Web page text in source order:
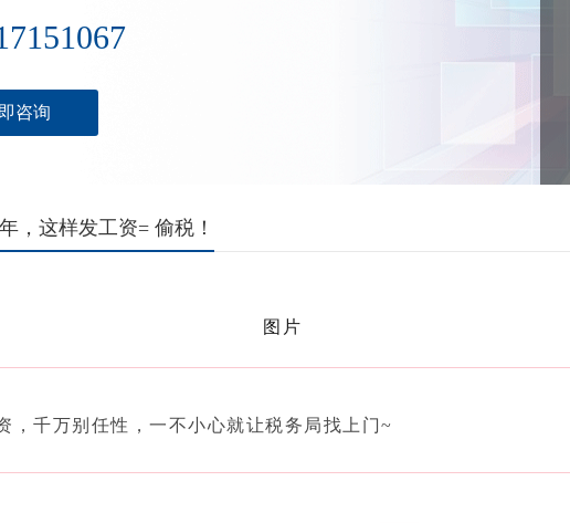
咨询
，这样发工资= 偷税！
，千万别任性，一不小心就让税务局找上门~